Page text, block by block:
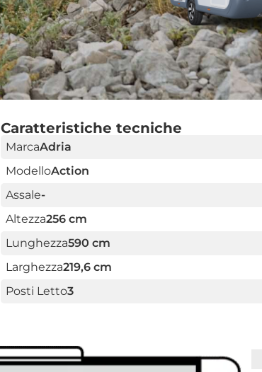
Caratteristiche tecniche
MarcaAdria
ModelloAction
Assale-
Altezza256 cm
Lunghezza590 cm
Larghezza219,6 cm
Posti Letto3